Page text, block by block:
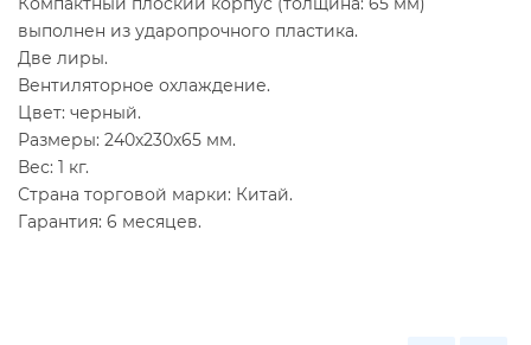
выполнен из ударопрочного пластика.
Две лиры.
Вентиляторное охлаждение.
Цвет: черный.
Размеры: 240х230х65 мм.
Вес: 1 кг.
Страна торговой марки: Китай.
Гарантия: 6 месяцев.